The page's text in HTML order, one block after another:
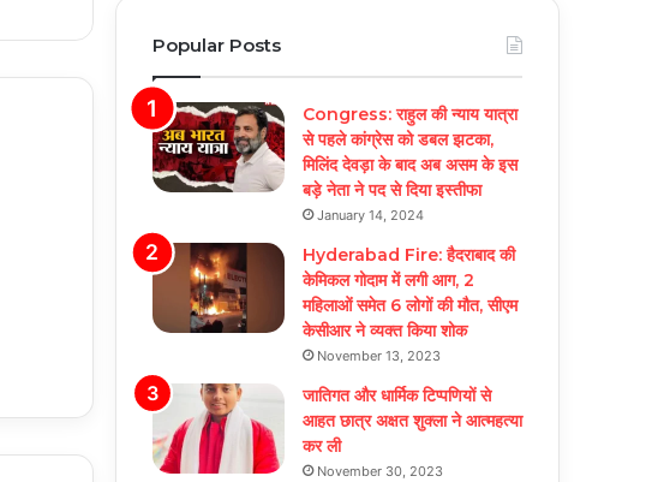
Popular Posts
Congress: राहुल की न्याय यात्रा
से पहले कांग्रेस को डबल झटका,
मिलिंद देवड़ा के बाद अब असम के इस
बड़े नेता ने पद से दिया इस्तीफा
January 14, 2024
Hyderabad Fire: हैदराबाद की
केमिकल गोदाम में लगी आग, 2
महिलाओं समेत 6 लोगों की मौत, सीएम
केसीआर ने व्यक्त किया शोक
November 13, 2023
जातिगत और धार्मिक टिप्पणियों से
आहत छात्र अक्षत शुक्ला ने आत्महत्या
कर ली
November 30, 2023